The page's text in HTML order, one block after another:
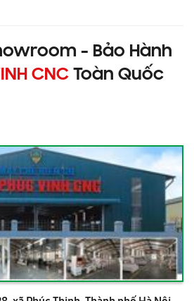
- Bảo Hành
CNCToàn Quốc